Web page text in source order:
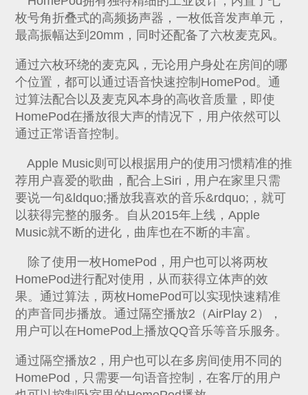
枚号角折叠式的高频扬声器，一枚低音发声单元，
最高振幅达到20mm，同时还配备了六枚麦克风。
通过六枚环绕的麦克风，无论用户身处在房间的哪
个位置，都可以通过语音快速控制HomePod。通
过算法配合以及麦克风本身的高收音质量，即使
HomePod在播放很大声的情况下，用户依然可以
通过正常语音控制。
Apple Music则可以根据用户的使用习惯精准的推
荐用户喜爱的歌曲，配合上Siri，用户在家里只需
要说一句&ldquo;播放我喜欢的音乐&rdquo;，就可
以获得完整的服务。自从2015年上线，Apple
Music就不断的进化，曲库也在不断的丰富。
除了使用一枚HomePod，用户也可以将两枚
HomePod进行配对使用，从而获得立体声的效
果。通过算法，两枚HomePod可以实现快速精准
的声音同步播放。通过隔空播放2（AirPlay 2），
用户可以在HomePod上播放QQ音乐等音乐服务。
通过隔空播放2，用户也可以在多房间使用不同的
HomePod，只需要一句语音控制，在客厅的用户